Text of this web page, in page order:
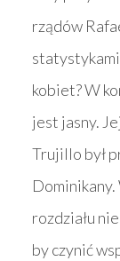
rządów
kobiet? W
jest jasny.
Trujillo był
rozdziału
by czynić